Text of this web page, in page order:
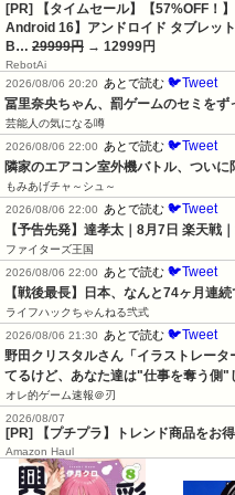
[PR] 【タイムセール】【57%OFF！
Android 16】アンドロイド タブレッ
B… 29999円 → 12999円
RebotAi
2026/08/06 20:20
あとで読む 🐦Tweet
冨里奈央ちゃん、罰ゲームのセミをず
芸能人の気になる噂
2026/08/06 22:00
あとで読む 🐦Tweet
隣家のエアコン室外機バトル、ついに
もみあげチャ～シュ～
2026/08/06 22:00
あとで読む 🐦Tweet
【予告先発】達孝太｜8月7日 楽天戦
ファイターズ王国
2026/08/06 22:00
あとで読む 🐦Tweet
【戦後最長】日本、なんと74ヶ月連
ライフハックちゃんねる弐式
2026/08/06 21:30
あとで読む 🐦Tweet
野田クリスタルさん「イラストレー
てるけど、あなた達は"仕事を奪う側"
オレ的ゲーム速報＠刃
2026/08/07
[PR] 【プチプラ】トレンド商品をお
Amazon Haul